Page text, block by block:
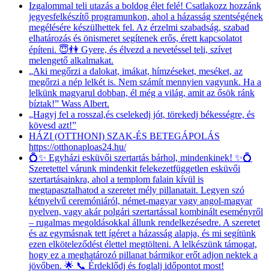
Izgalommal teli utazás a boldog élet felé! Csatlakozz hozzánk
jegyesfelkészítő programunkon, ahol a házasság szentségének
megélésére készülhettek fel. Az érzelmi szabadság, szabad
elhatározás és önismeret segítenek erős, érett kapcsolatot
építeni. 😇👫 Gyere, és élvezd a nevetéssel teli, szívet
melengető alkalmakat.
„Aki megőrzi a dalokat, imákat, hímzéseket, meséket, az
megőrzi a nép lelkét is. Nem számít mennyien vagyunk. Ha a
lelkünk magyarul dobban, él még a világ, amit az ősök ránk
bíztak!” Wass Albert.
„Hagyj fel a rosszal,és cselekedj jót, törekedj békességre, és
kövesd azt!”
HÁZI (OTTHONI) SZAK-ÉS BETEGÁPOLÁS
https://otthonaploas24.hu/
💍✨ Egyházi esküvői szertartás bárhol, mindenkinek! ✨💍
Szeretettel várunk mindenkit felekezetfüggetlen esküvői
szertartásainkra, ahol a templom falain kívül is
megtapasztalhatod a szeretet mély pillanatait. Legyen szó
kétnyelvű ceremóniáról, német-magyar vagy angol-magyar
nyelven, vagy akár polgári szertartással kombinált eseményről
– rugalmas megoldásokkal állunk rendelkezésedre. A szeretet
és az egymásnak tett ígéret a házasság alapja, és mi segítünk
ezen elköteleződést élettel megtölteni. A lelkészünk támogat,
hogy ez a meghatározó pillanat bármikor erőt adjon nektek a
jövőben. 🌟 📞 Érdeklődj és foglalj időpontot most!